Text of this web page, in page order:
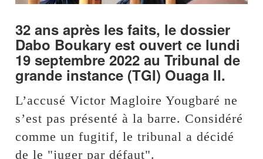
32 ans après les faits, le dossier
Dabo Boukary est ouvert ce lundi
19 septembre 2022 au Tribunal de
grande instance (TGI) Ouaga II.
L’accusé Victor Magloire Yougbaré ne
s’est pas présenté à la barre. Considéré
comme un fugitif, le tribunal a décidé
de le "juger par défaut".